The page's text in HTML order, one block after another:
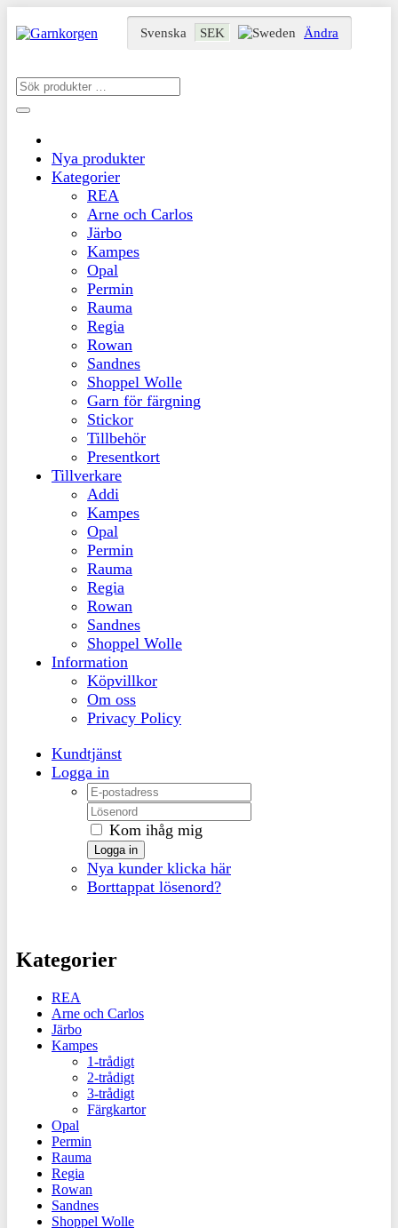
Svenska SEK Ändra
Nya produkter
Kategorier
REA
Arne och Carlos
Järbo
Kampes
Opal
Permin
Rauma
Regia
Rowan
Sandnes
Shoppel Wolle
Garn för färgning
Stickor
Tillbehör
Presentkort
Tillverkare
Addi
Kampes
Opal
Permin
Rauma
Regia
Rowan
Sandnes
Shoppel Wolle
Information
Köpvillkor
Om oss
Privacy Policy
Kundtjänst
Logga in
Kom ihåg mig
Logga in
Nya kunder klicka här
Borttappat lösenord?
Kategorier
REA
Arne och Carlos
Järbo
Kampes
1-trådigt
2-trådigt
3-trådigt
Färgkartor
Opal
Permin
Rauma
Regia
Rowan
Sandnes
Shoppel Wolle